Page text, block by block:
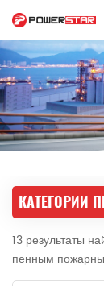
услуги по
КАТЕГОРИИ
13 результаты
пенным